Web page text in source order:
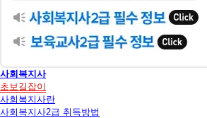
사회복지사
초보길잡이
사회복지사란
사회복지사2급 취득방법